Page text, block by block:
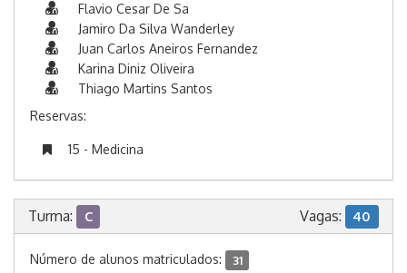
Flavio Cesar De Sa
Jamiro Da Silva Wanderley
Juan Carlos Aneiros Fernandez
Karina Diniz Oliveira
Thiago Martins Santos
Reservas:
15 - Medicina
Turma: C Vagas: 40
Número de alunos matriculados: 31